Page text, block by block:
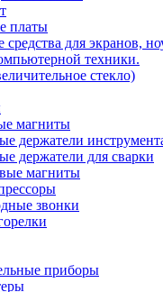
платы
средства для экранов,
техники.
стекло)
магниты
держатели
держатели для сварки
магниты
звонки
приборы